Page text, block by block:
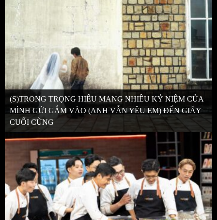
(S)TRONG TRỌNG HIẾU MANG NHIỀU KỶ NIỆM CỦA
MÌNH GỬI GẮM VÀO (ANH VẪN YÊU EM) ĐẾN GIÂY
CUỐI CÙNG